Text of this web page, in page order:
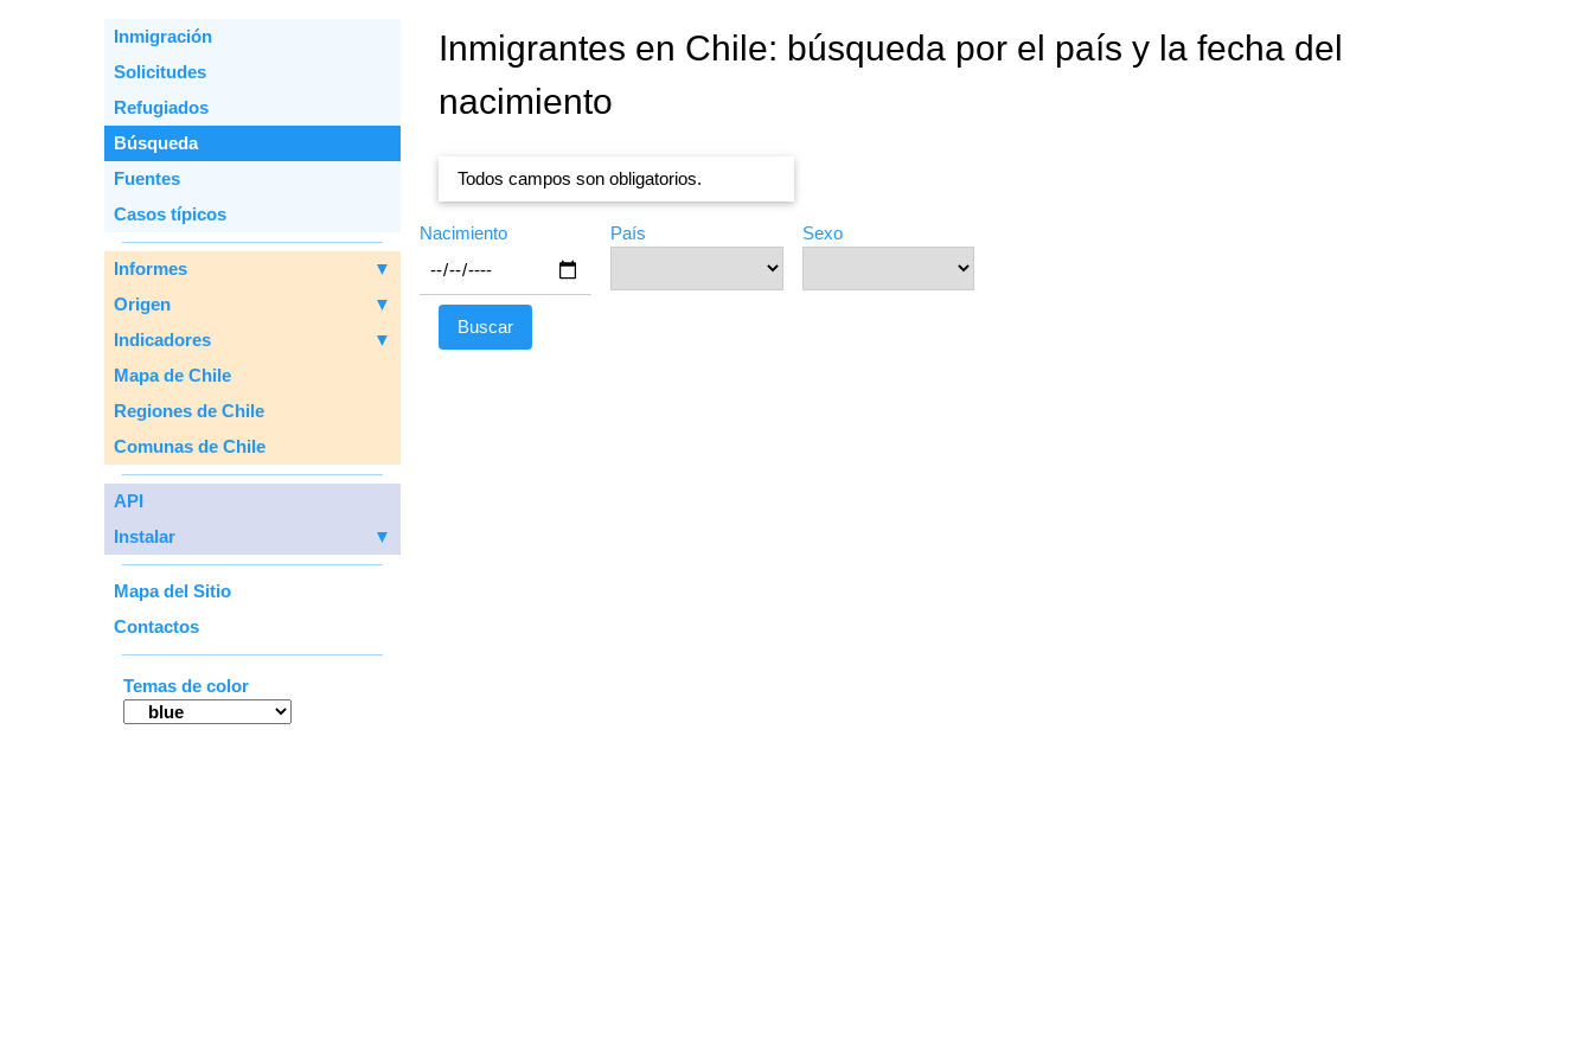
Inmigración
Solicitudes
Refugiados
Вúsqueda
Fuentes
Casos típicos
Informes
▼
Origen
▼
Indicadores
▼
Mapa de Chile
Regiones de Chile
Comunas de Chile
API
Instalar
▼
Mapa del Sitio
Contactos
Temas de color
Inmigrantes en Chile: búsqueda por el país y la fecha del
nacimiento
Todos campos son obligatorios.
Nacimiento País Sexo